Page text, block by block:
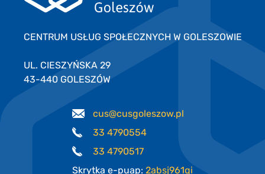
CENTRUM USŁUG SPOŁECZNYCH W GOLESZOWIE
UL. CIESZYŃSKA 29
43-440 GOLESZÓW
cus@cusgoleszow.pl
33 4790554
33 4790517
Skrytka e-puap: 2absj961qi